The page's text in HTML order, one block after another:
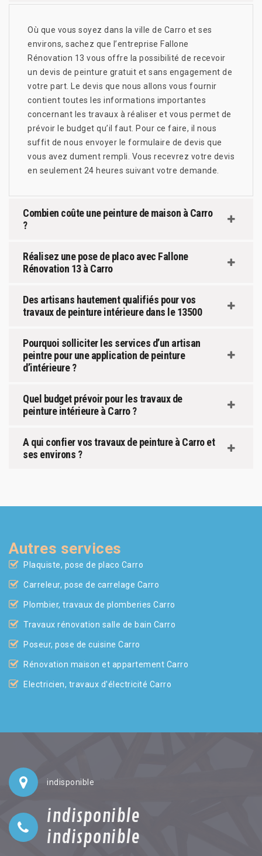
Où que vous soyez dans la ville de Carro et ses
environs, sachez que l’entreprise Fallone
Rénovation 13 vous offre la possibilité de recevoir
un devis de peinture gratuit et sans engagement de
votre part. Le devis que nous allons vous fournir
contient toutes les informations importantes
concernant les travaux à réaliser et vous permet de
prévoir le budget qu’il faut. Pour ce faire, il nous
suffit de nous envoyer le formulaire de devis que
vous avez dument rempli. Vous recevrez votre devis
en seulement 24 heures suivant votre demande.
Combien coûte une peinture de maison à Carro
?
Réalisez une pose de placo avec Fallone
Rénovation 13 à Carro
Des artisans hautement qualifiés pour vos
travaux de peinture intérieure dans le 13500
Pourquoi solliciter les services d’un artisan
peintre pour une application de peinture
d’intérieure ?
Quel budget prévoir pour les travaux de
peinture intérieure à Carro ?
A qui confier vos travaux de peinture à Carro et
ses environs ?
Autres services
Plaquiste, pose de placo Carro
Carreleur, pose de carrelage Carro
Plombier, travaux de plomberies Carro
Travaux rénovation salle de bain Carro
Poseur, pose de cuisine Carro
Rénovation maison et appartement Carro
Electricien, travaux d'électricité Carro
indisponible
indisponible
indisponible